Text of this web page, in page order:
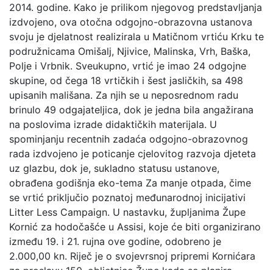
2014. godine. Kako je prilikom njegovog predstavljanja
izdvojeno, ova otočna odgojno-obrazovna ustanova
svoju je djelatnost realizirala u Matičnom vrtiću Krku te
podružnicama Omišalj, Njivice, Malinska, Vrh, Baška,
Polje i Vrbnik. Sveukupno, vrtić je imao 24 odgojne
skupine, od čega 18 vrtičkih i šest jasličkih, sa 498
upisanih mališana. Za njih se u neposrednom radu
brinulo 49 odgajateljica, dok je jedna bila angažirana
na poslovima izrade didaktičkih materijala. U
spominjanju recentnih zadaća odgojno-obrazovnog
rada izdvojeno je poticanje cjelovitog razvoja djeteta
uz glazbu, dok je, sukladno statusu ustanove,
obrađena godišnja eko-tema Za manje otpada, čime
se vrtić priključio poznatoj međunarodnoj inicijativi
Litter Less Campaign. U nastavku, župljanima Župe
Kornić za hodočašće u Assisi, koje će biti organizirano
između 19. i 21. rujna ove godine, odobreno je
2.000,00 kn. Riječ je o svojevrsnoj pripremi Kornićara